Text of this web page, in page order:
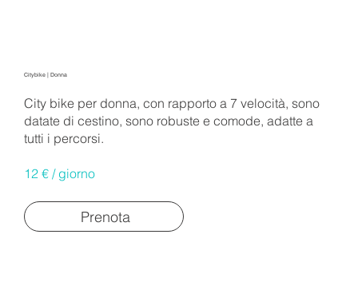
Citybike | Donna
City bike per donna, con rapporto a 7 velocità, sono
datate di cestino, sono robuste e comode, adatte a
tutti i percorsi.
12 € / giorno
Prenota